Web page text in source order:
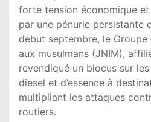
forte tension économique
par une pénurie persistante
début septembre, le Groupe
aux musulmans (JNIM),
revendiqué un blocus sur
diesel et d’essence à
multipliant les attaques
routiers.